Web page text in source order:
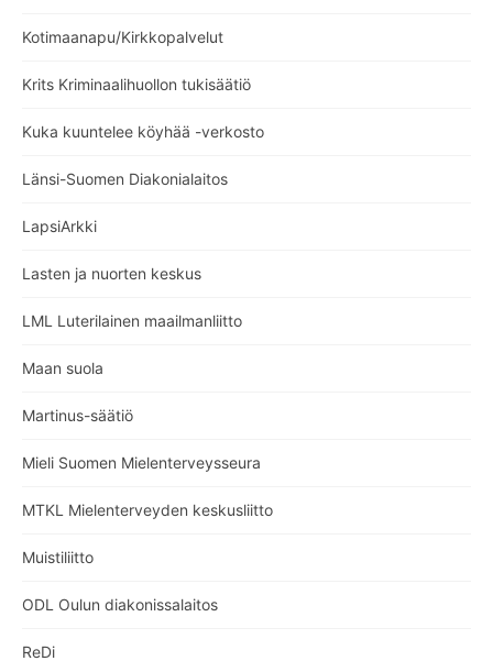
Kotimaanapu/Kirkkopalvelut
Krits Kriminaalihuollon tukisäätiö
Kuka kuuntelee köyhää -verkosto
Länsi-Suomen Diakonialaitos
LapsiArkki
Lasten ja nuorten keskus
LML Luterilainen maailmanliitto
Maan suola
Martinus-säätiö
Mieli Suomen Mielenterveysseura
MTKL Mielenterveyden keskusliitto
Muistiliitto
ODL Oulun diakonissalaitos
ReDi